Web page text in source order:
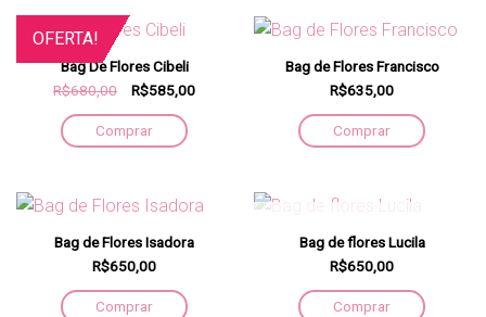
OFERTA!
Bag De Flores Cibeli
R$680,00
R$585,00
Comprar
Bag de Flores Francisco
R$635,00
Comprar
Bag de Flores Isadora
R$650,00
Comprar
FORA DE ESTOQUE
Bag de flores Lucila
R$650,00
Comprar